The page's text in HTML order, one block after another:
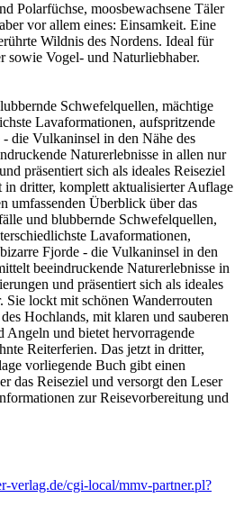
Polarfüchse, moosbewachsene Täler
vor allem eines: Einsamkeit. Eine
Wildnis des Nordens. Ideal für
sowie Vogel- und Naturliebhaber.
Schwefelquellen, mächtige
Lavaformationen, aufspritzende
die Vulkaninsel in den Nähe des
Naturerlebnisse in allen nur
präsentiert sich als ideales Reiseziel
dritter, komplett aktualisierter Auflage
umfassenden Überblick über das
und blubbernde Schwefelquellen,
Lavaformationen,
Fjorde - die Vulkaninsel in den
beeindruckende Naturerlebnisse in
und präsentiert sich als ideales
lockt mit schönen Wanderrouten
Hochlands, mit klaren und sauberen
Angeln und bietet hervorragende
Reiterferien. Das jetzt in dritter,
vorliegende Buch gibt einen
das Reiseziel und versorgt den Leser
zur Reisevorbereitung und
verlag.de/cgi-local/mmv-partner.pl?